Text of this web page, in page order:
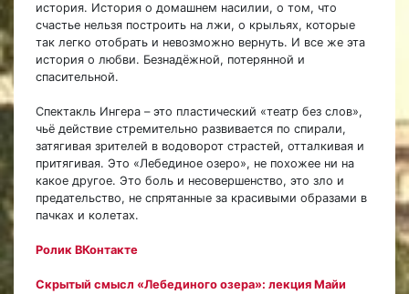
история. История о домашнем насилии, о том, что
счастье нельзя построить на лжи, о крыльях, которые
так легко отобрать и невозможно вернуть. И все же эта
история о любви. Безнадёжной, потерянной и
спасительной.
Спектакль Ингера – это пластический «театр без слов»,
чьё действие стремительно развивается по спирали,
затягивая зрителей в водоворот страстей, отталкивая и
притягивая. Это «Лебединое озеро», не похожее ни на
какое другое. Это боль и несовершенство, это зло и
предательство, не спрятанные за красивыми образами в
пачках и колетах.
Ролик ВКонтакте
Скрытый смысл «Лебединого озера»: лекция Майи